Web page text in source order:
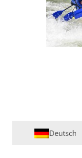
Deutsch